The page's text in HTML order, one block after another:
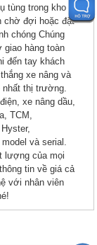
tùng trong kho
chờ đợi hoặc đặt
chóng Chúng
giao hàng toàn
đến tay khách
xe nâng và
thị trường.
xe nâng dầu,
TCM,
và serial.
lượng của mọi
tin về giá cả
với nhân viên